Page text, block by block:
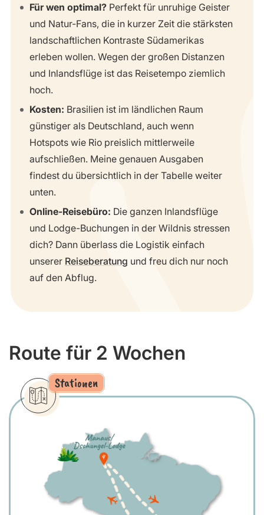
Für wen optimal? Perfekt für unruhige Geister
und Natur-Fans, die in kurzer Zeit die stärksten
landschaftlichen Kontraste Südamerikas
erleben wollen. Wegen der großen Distanzen
und Inlandsflüge ist das Reisetempo ziemlich
hoch.
Kosten: Brasilien ist im ländlichen Raum
günstiger als Deutschland, auch wenn
Hotspots wie Rio preislich mittlerweile
aufschließen. Meine genauen Ausgaben
findest du übersichtlich in der Tabelle weiter
unten.
Online-Reisebüro: Die ganzen Inlandsflüge
und Lodge-Buchungen in der Wildnis stressen
dich? Dann überlass die Logistik einfach
unserer Reiseberatung und freu dich nur noch
auf den Abflug.
Route für 2 Wochen
Stationen